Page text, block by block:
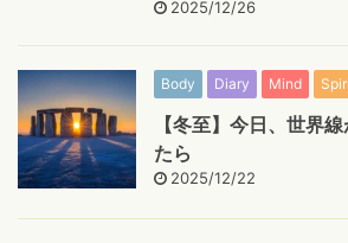
2025/12/26
Body Diary Mind
【冬至】今日、世界
たら
2025/12/22